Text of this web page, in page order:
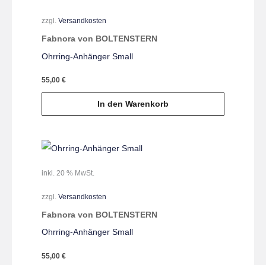
zzgl. Versandkosten
Fabnora von BOLTENSTERN
Ohrring-Anhänger Small
55,00 €
In den Warenkorb
inkl. 20 % MwSt.
zzgl. Versandkosten
Fabnora von BOLTENSTERN
Ohrring-Anhänger Small
55,00 €